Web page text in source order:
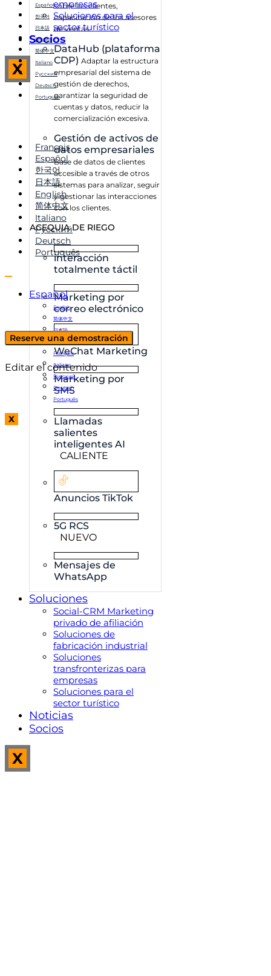
sobre los clientes,
capacitación de los asesores
de ventas
DataHub (plataforma
CDP) Adaptar la estructura
empresarial del sistema de
gestión de derechos,
garantizar la seguridad de
cuentas y datos, reducir la
comercialización excesiva.
Gestión de activos de
datos empresariales
Base de datos de clientes
accesible a través de otros
sistemas para analizar, seguir
y gestionar las interacciones
con los clientes.
ACEQUIA DE RIEGO
interacción
totalmente táctil
Marketing por
correo electrónico
WeChat Marketing
Marketing por
SMS
Llamadas
salientes
inteligentes AI
CALIENTE
Anuncios TikTok
5G RCS
NUEVO
Mensajes de
WhatsApp
Soluciones
Social-CRM Marketing
privado de afiliación
Soluciones de
fabricación industrial
Soluciones
transfronterizas para
empresas
Soluciones para el
sector turístico
Noticias
Socios
X
empresas
Soluciones para el
sector turístico
Socios
X
Español
한국어
日本語
English
简体中文
Italiano
Русский
Deutsch
Português
Français
Español
한국어
日本語
English
简体中文
Italiano
Русский
Deutsch
Português
Español
English
简体中文
日本語
한국어
Français
Italiano
Русский
Deutsch
Português
X
Reserve una demostración
Editar el contenido